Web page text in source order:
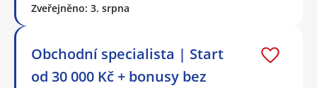
Zveřejněno: 3. srpna
Obchodní specialista | Start
od 30 000 Kč + bonusy bez